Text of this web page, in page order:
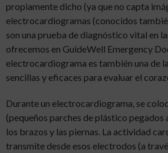
propiamente dicho (ya que no capta
electrocardiogramas (conocidos
son una prueba de diagnóstico vital en
ofrecemos en GuideWell Emergency
electrocardiograma es también una de
sencillas y eficaces para evaluar el
Durante un electrocardiograma, se
(pequeños parches de plástico pegados
los brazos y las piernas. La actividad
transmite desde esos electrodos (a